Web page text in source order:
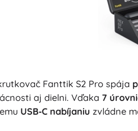
Fanttik S2 Pro spája
aj dielni. Vďaka 7
USB‑C nabíjaniu zvládne